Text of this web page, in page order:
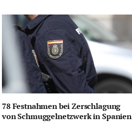
78 Festnahmen bei Zerschlagung
von Schmuggelnetzwerk in Spanien